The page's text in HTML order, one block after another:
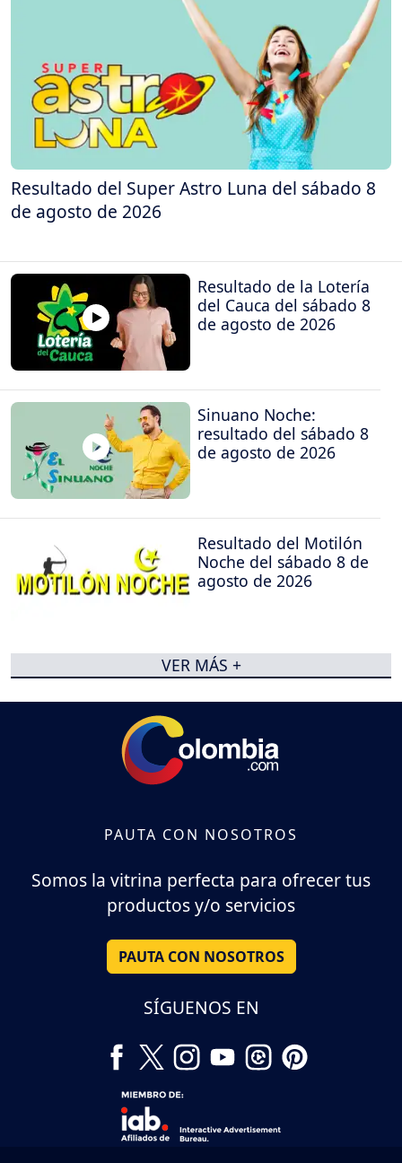
Resultado del Super Astro Luna del sábado 8
de agosto de 2026
Resultado de la Lotería
del Cauca del sábado 8
de agosto de 2026
Sinuano Noche:
resultado del sábado 8
de agosto de 2026
Resultado del Motilón
Noche del sábado 8 de
agosto de 2026
VER MÁS +
PAUTA CON NOSOTROS
Somos la vitrina perfecta para ofrecer tus
productos y/o servicios
PAUTA CON NOSOTROS
SÍGUENOS EN